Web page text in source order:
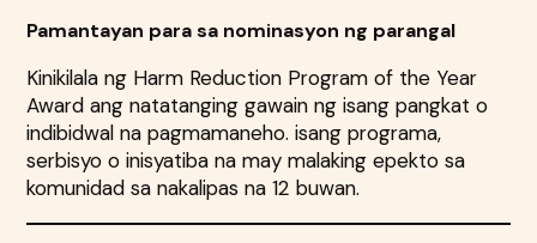
Pamantayan para sa nominasyon ng parangal
Kinikilala ng Harm Reduction Program of the Year
Award ang natatanging gawain ng isang pangkat o
indibidwal na pagmamaneho. isang programa,
serbisyo o inisyatiba na may malaking epekto sa
komunidad sa nakalipas na 12 buwan.